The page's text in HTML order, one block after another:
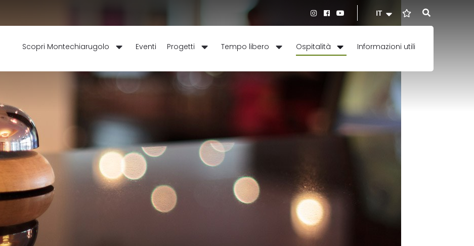
IT
Scopri Montechiarugolo Eventi Progetti Tempo libero Ospitalità Informazioni utili